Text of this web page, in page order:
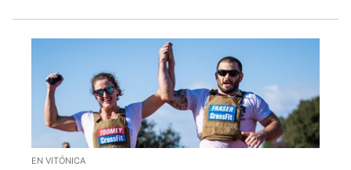
EN VITÓNICA